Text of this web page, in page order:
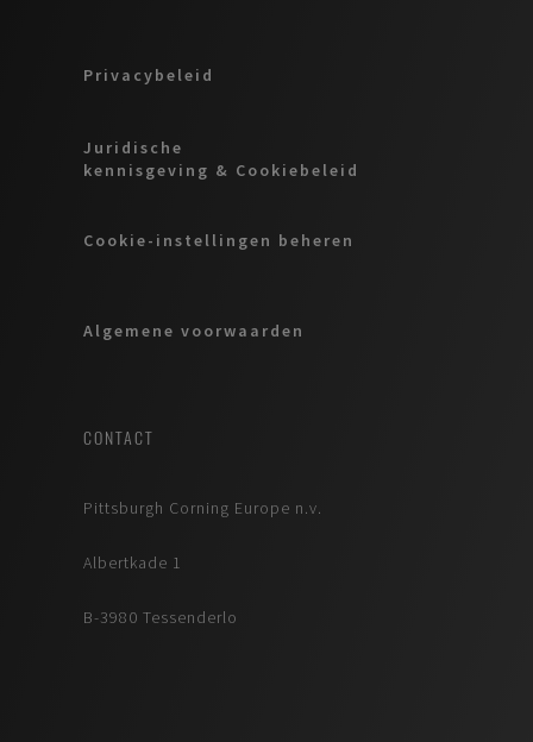
Privacybeleid
Juridische
kennisgeving & Cookiebeleid
Cookie-instellingen beheren
Algemene voorwaarden
CONTACT
Pittsburgh Corning Europe n.v.
Albertkade 1
B-3980 Tessenderlo